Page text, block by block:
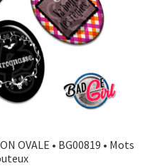
OVALE • BG00819 • Mots